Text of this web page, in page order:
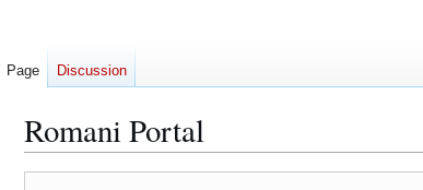
Romani Portal
Page Discussion